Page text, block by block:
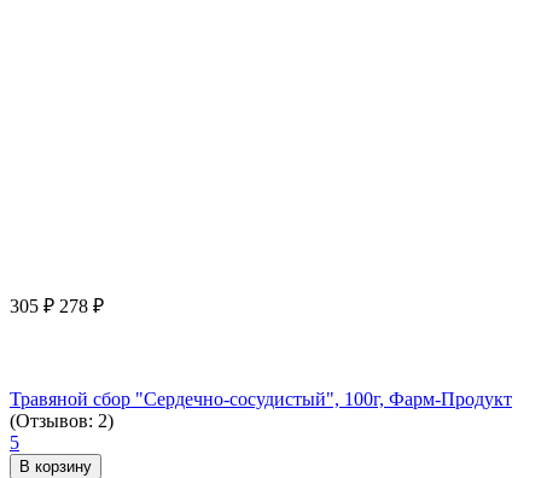
305 ₽ 278 ₽
Травяной сбор "Сердечно-сосудистый", 100г, Фарм-Продукт
(Отзывов: 2)
5
В корзину